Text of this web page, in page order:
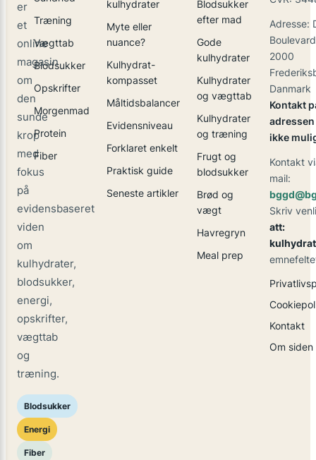
er
et
online
magasin
om
den
sunde
krop
med
fokus
på
evidensbaseret
viden
om
kulhydrater,
blodsukker,
energi,
opskrifter,
vægttab
og
træning.
Blodsukker
Energi
Fiber
Træning
Vægttab
Blodsukker
Opskrifter
Morgenmad
Protein
Fiber
kulhydrater
Myte eller
nuance?
Kulhydrat-
kompasset
Måltidsbalancer
Evidensniveau
Forklaret enkelt
Praktisk guide
Seneste artikler
Blodsukker
efter mad
Gode
kulhydrater
Kulhydrater
og vægttab
Kulhydrater
og træning
Frugt og
blodsukker
Brød og
vægt
Havregryn
Meal prep
Adresse:
2000
Danmark
Kontakt
adressen
ikke
Kontakt
mail:
Skriv
att:
Kontakt
Om siden